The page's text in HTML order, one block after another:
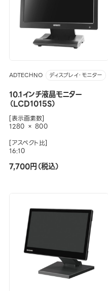
ADTECHNO ディスプレイ・モニター
10.1インチ液晶モニター
（LCD1015S）
[表示画素数]
1280 × 800
[アスペクト比]
16:10
7,700円（税込）